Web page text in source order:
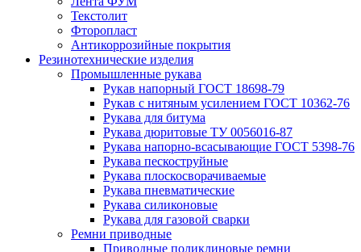
Текстолит
Фторопласт
Антикоррозийные покрытия
Резинотехнические изделия
Промышленные рукава
Рукав напорный ГОСТ 18698-79
Рукав с нитяным усилением ГОСТ 10362-76
Рукава для битума
Рукава дюритовые ТУ 0056016-87
Рукава напорно-всасывающие ГОСТ 5398-76
Рукава пескоструйные
Рукава плоскосворачиваемые
Рукава пневматические
Рукава силиконовые
Рукава для газовой сварки
Ремни приводные
Приводные поликлиновые ремни